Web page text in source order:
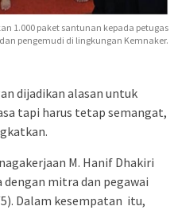
1.000 paket santunan kepada petugas
pengemudi di lingkungan Kemnaker.
dijadikan alasan untuk
tapi harus tetap semangat,
M. Hanif Dhakiri
dengan mitra dan pegawai
Dalam kesempatan itu,